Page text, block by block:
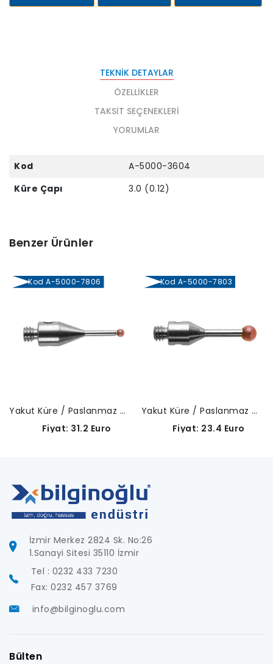
TEKNIK DETAYLAR
ÖZELLIKLER
TAKSIT SEÇENEKLERI
YORUMLAR
Kod
A-5000-3604
Küre Çapı
3.0 (0.12)
Benzer Ürünler
Kod A-5000-7806
Yakut Küre / Paslanmaz Çelik Gövde-A-5000-7806
Fiyat: 31.2 Euro
Kod A-5000-7803
Yakut Küre / Paslanmaz Çelik Gövde-A-5000-7803
Fiyat: 23.4 Euro
İzmir Merkez 2824 Sk. No:26
1.Sanayi Sitesi 35110 İzmir
Tel : 0232 433 7230
Fax: 0232 457 3769
info@bilginoglu.com
Bülten